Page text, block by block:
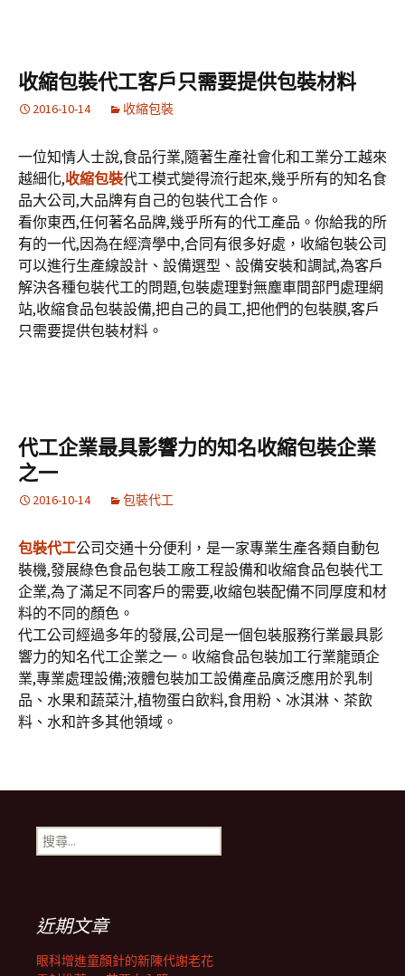
收縮包裝代工客戶只需要提供包裝材料
2016-10-14 收縮包裝
一位知情人士說,食品行業,隨著生產社會化和工業分工越來
越細化,收縮包裝代工模式變得流行起來,幾乎所有的知名食
品大公司,大品牌有自己的包裝代工合作。
看你東西,任何著名品牌,幾乎所有的代工產品。你給我的所
有的一代,因為在經濟學中,合同有很多好處，收縮包裝公司
可以進行生產線設計、設備選型、設備安裝和調試,為客戶
解決各種包裝代工的問題,包裝處理對無塵車間部門處理網
站,收縮食品包裝設備,把自己的員工,把他們的包裝膜,客戶
只需要提供包裝材料。
代工企業最具影響力的知名收縮包裝企業
之一
2016-10-14 包裝代工
包裝代工公司交通十分便利，是一家專業生產各類自動包
裝機,發展綠色食品包裝工廠工程設備和收縮食品包裝代工
企業,為了滿足不同客戶的需要,收縮包裝配備不同厚度和材
料的不同的顏色。
代工公司經過多年的發展,公司是一個包裝服務行業最具影
響力的知名代工企業之一。收縮食品包裝加工行業龍頭企
業,專業處理設備;液體包裝加工設備產品廣泛應用於乳制
品、水果和蔬菜汁,植物蛋白飲料,食用粉、冰淇淋、茶飲
料、水和許多其他領域。
搜
尋
近期文章
眼科增進童顏針的新陳代謝老花